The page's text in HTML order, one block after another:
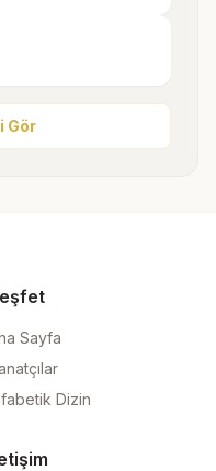
Gör
Sayfa
Dizin